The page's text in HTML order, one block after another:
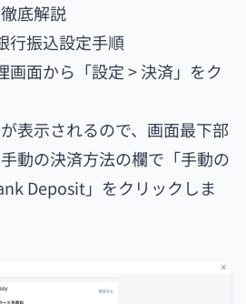
底解説
行振込設定手順
画面から「設定 > 決済」をク
表示されるので、画面最下部
動の決済方法の欄で「手動の
Deposit」をクリックしま